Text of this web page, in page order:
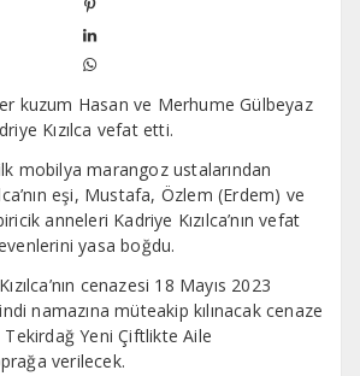
kuzum Hasan ve Merhume Gülbeyaz
Kızılca vefat etti.
mobilya marangoz ustalarından
eşi, Mustafa, Özlem (Erdem) ve
anneleri Kadriye Kızılca’nın vefat
yasa boğdu.
cenazesi 18 Mayıs 2023
namazına müteakip kılınacak cenaze
Yeni Çiftlikte Aile
verilecek.